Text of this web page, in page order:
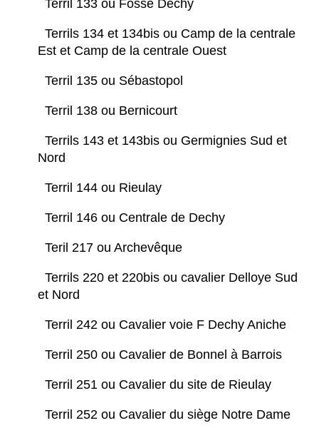
Terril 133 ou Fosse Dechy
Terrils 134 et 134bis ou Camp de la centrale
Est et Camp de la centrale Ouest
Terril 135 ou Sébastopol
Terril 138 ou Bernicourt
Terrils 143 et 143bis ou Germignies Sud et
Nord
Terril 144 ou Rieulay
Terril 146 ou Centrale de Dechy
Teril 217 ou Archevêque
Terrils 220 et 220bis ou cavalier Delloye Sud
et Nord
Terril 242 ou Cavalier voie F Dechy Aniche
Terril 250 ou Cavalier de Bonnel à Barrois
Terril 251 ou Cavalier du site de Rieulay
Terril 252 ou Cavalier du siège Notre Dame